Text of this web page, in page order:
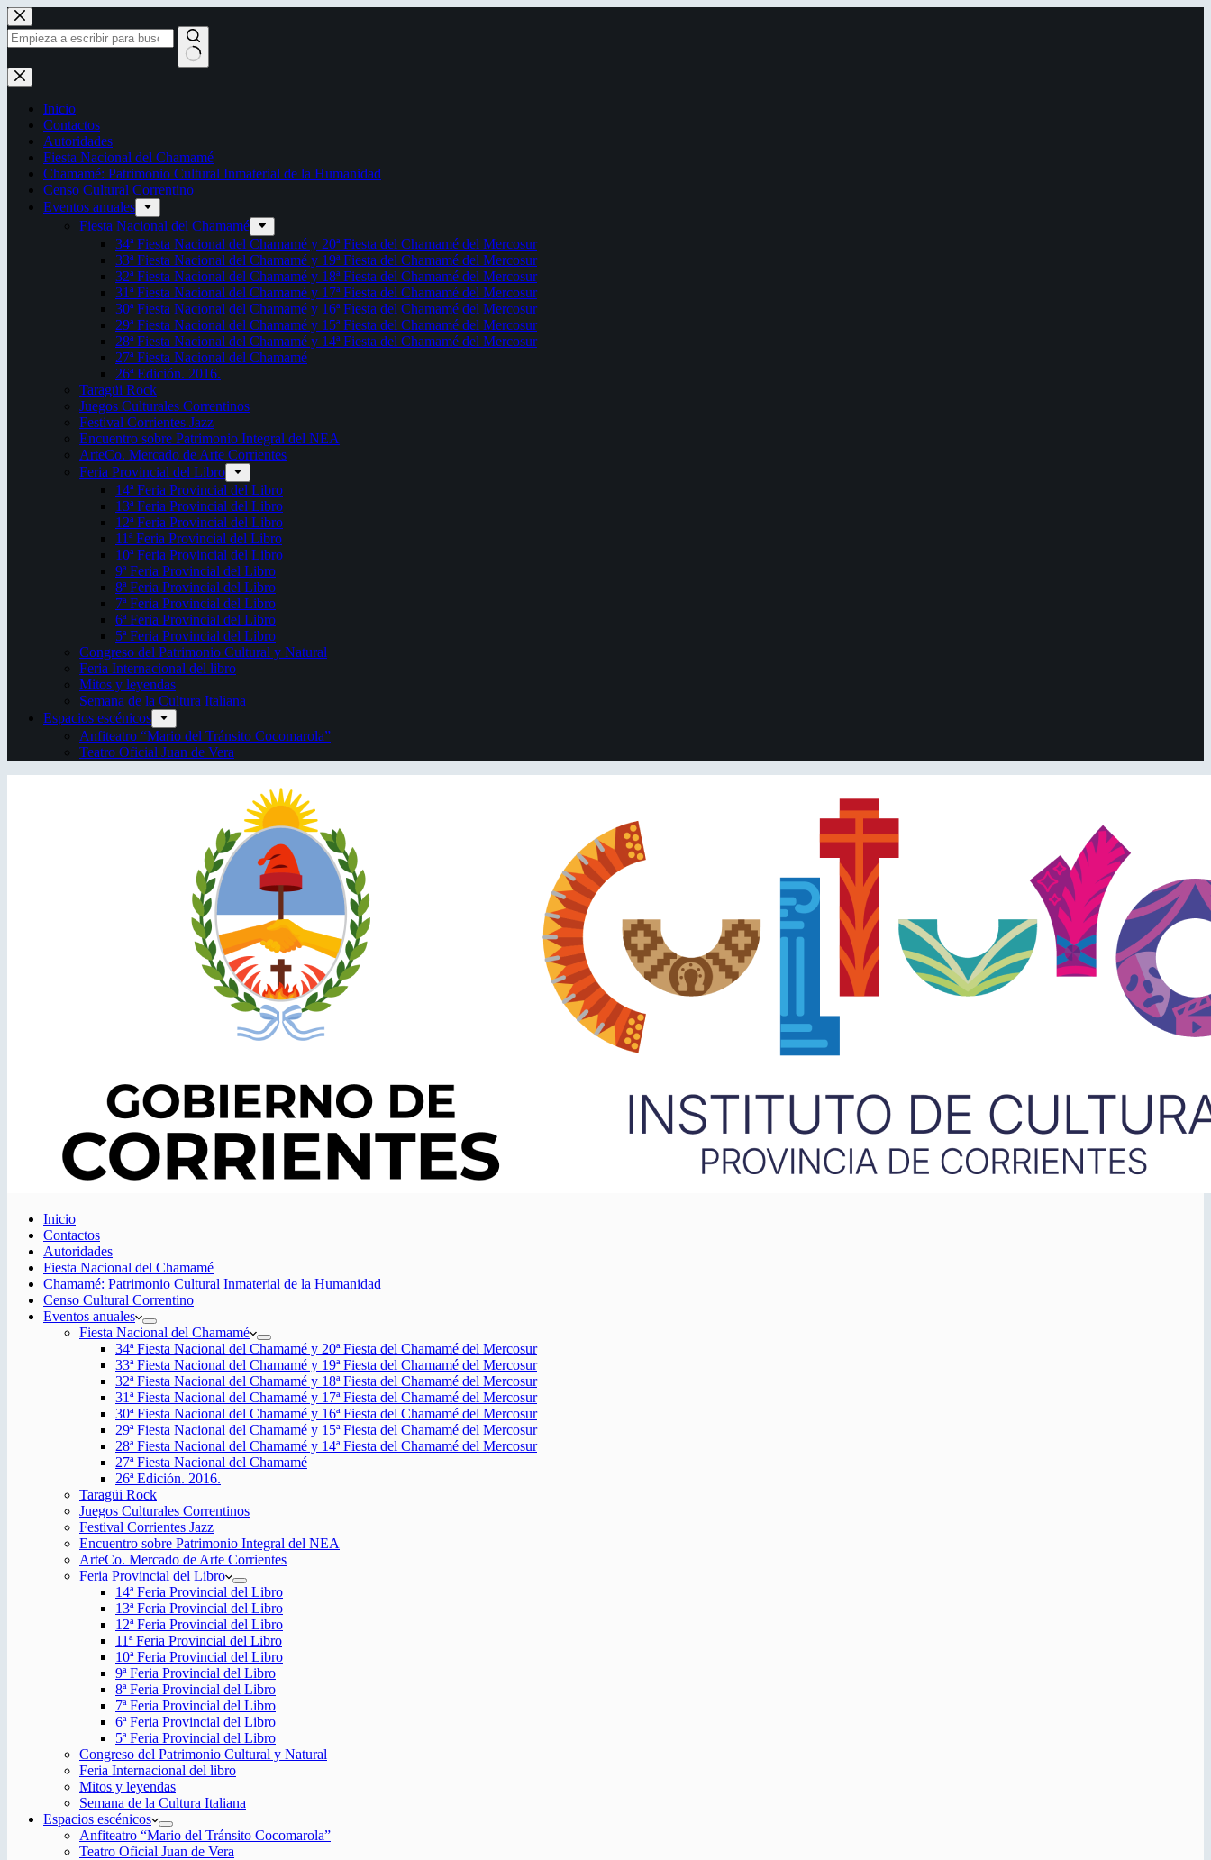
Saltar
al
contenido
Sin
resultados
Inicio
Contactos
Autoridades
Fiesta Nacional del Chamamé
Chamamé: Patrimonio Cultural Inmaterial de la Humanidad
Censo Cultural Correntino
Eventos anuales
Fiesta Nacional del Chamamé
34ª Fiesta Nacional del Chamamé y 20ª Fiesta del Chamamé del Mercosur
33ª Fiesta Nacional del Chamamé y 19ª Fiesta del Chamamé del Mercosur
32ª Fiesta Nacional del Chamamé y 18ª Fiesta del Chamamé del Mercosur
31ª Fiesta Nacional del Chamamé y 17ª Fiesta del Chamamé del Mercosur
30ª Fiesta Nacional del Chamamé y 16ª Fiesta del Chamamé del Mercosur
29ª Fiesta Nacional del Chamamé y 15ª Fiesta del Chamamé del Mercosur
28ª Fiesta Nacional del Chamamé y 14ª Fiesta del Chamamé del Mercosur
27ª Fiesta Nacional del Chamamé
26ª Edición. 2016.
Taragüi Rock
Juegos Culturales Correntinos
Festival Corrientes Jazz
Encuentro sobre Patrimonio Integral del NEA
ArteCo. Mercado de Arte Corrientes
Feria Provincial del Libro
14ª Feria Provincial del Libro
13ª Feria Provincial del Libro
12ª Feria Provincial del Libro
11ª Feria Provincial del Libro
10ª Feria Provincial del Libro
9ª Feria Provincial del Libro
8ª Feria Provincial del Libro
7ª Feria Provincial del Libro
6ª Feria Provincial del Libro
5ª Feria Provincial del Libro
Congreso del Patrimonio Cultural y Natural
Feria Internacional del libro
Mitos y leyendas
Semana de la Cultura Italiana
Espacios escénicos
Anfiteatro “Mario del Tránsito Cocomarola”
Teatro Oficial Juan de Vera
Inicio
Contactos
Autoridades
Fiesta Nacional del Chamamé
Chamamé: Patrimonio Cultural Inmaterial de la Humanidad
Censo Cultural Correntino
Eventos anuales
Fiesta Nacional del Chamamé
34ª Fiesta Nacional del Chamamé y 20ª Fiesta del Chamamé del Mercosur
33ª Fiesta Nacional del Chamamé y 19ª Fiesta del Chamamé del Mercosur
32ª Fiesta Nacional del Chamamé y 18ª Fiesta del Chamamé del Mercosur
31ª Fiesta Nacional del Chamamé y 17ª Fiesta del Chamamé del Mercosur
30ª Fiesta Nacional del Chamamé y 16ª Fiesta del Chamamé del Mercosur
29ª Fiesta Nacional del Chamamé y 15ª Fiesta del Chamamé del Mercosur
28ª Fiesta Nacional del Chamamé y 14ª Fiesta del Chamamé del Mercosur
27ª Fiesta Nacional del Chamamé
26ª Edición. 2016.
Taragüi Rock
Juegos Culturales Correntinos
Festival Corrientes Jazz
Encuentro sobre Patrimonio Integral del NEA
ArteCo. Mercado de Arte Corrientes
Feria Provincial del Libro
14ª Feria Provincial del Libro
13ª Feria Provincial del Libro
12ª Feria Provincial del Libro
11ª Feria Provincial del Libro
10ª Feria Provincial del Libro
9ª Feria Provincial del Libro
8ª Feria Provincial del Libro
7ª Feria Provincial del Libro
6ª Feria Provincial del Libro
5ª Feria Provincial del Libro
Congreso del Patrimonio Cultural y Natural
Feria Internacional del libro
Mitos y leyendas
Semana de la Cultura Italiana
Espacios escénicos
Anfiteatro “Mario del Tránsito Cocomarola”
Teatro Oficial Juan de Vera